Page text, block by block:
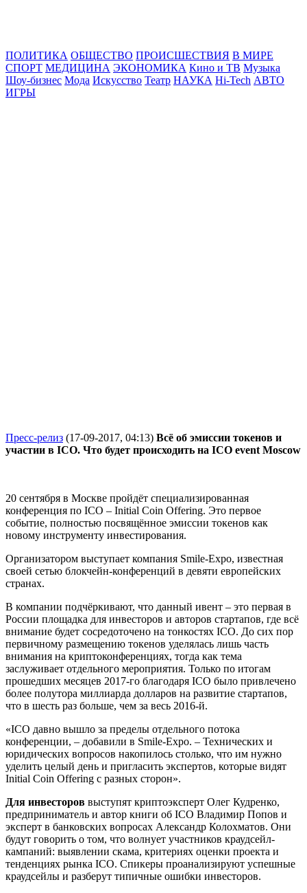
ПОЛИТИКА ОБЩЕСТВО ПРОИСШЕСТВИЯ В МИРЕ
СПОРТ МЕДИЦИНА ЭКОНОМИКА Кино и ТВ Музыка
Шоу-бизнес Мода Искусство Театр НАУКА Hi-Tech АВТО
ИГРЫ
Пресс-релиз (17-09-2017, 04:13) Всё об эмиссии токенов и
участии в ICO. Что будет происходить на ICO event Moscow
20 сентября в Москве пройдёт специализированная
конференция по ICO – Initial Coin Offering. Это первое
событие, полностью посвящённое эмиссии токенов как
новому инструменту инвестирования.
Организатором выступает компания Smile-Expo, известная
своей сетью блокчейн-конференций в девяти европейских
странах.
В компании подчёркивают, что данный ивент – это первая в
России площадка для инвесторов и авторов стартапов, где всё
внимание будет сосредоточено на тонкостях ICO. До сих пор
первичному размещению токенов уделялась лишь часть
внимания на криптоконференциях, тогда как тема
заслуживает отдельного мероприятия. Только по итогам
прошедших месяцев 2017-го благодаря ICO было привлечено
более полутора миллиарда долларов на развитие стартапов,
что в шесть раз больше, чем за весь 2016-й.
«ICO давно вышло за пределы отдельного потока
конференции, – добавили в Smile-Expo. – Технических и
юридических вопросов накопилось столько, что им нужно
уделить целый день и пригласить экспертов, которые видят
Initial Coin Offering с разных сторон».
Для инвесторов выступят криптоэксперт Олег Кудренко,
предприниматель и автор книги об ICO Владимир Попов и
эксперт в банковских вопросах Александр Колохматов. Они
будут говорить о том, что волнует участников краудсейл-
кампаний: выявлении скама, критериях оценки проекта и
тенденциях рынка ICO. Спикеры проанализируют успешные
краудсейлы и разберут типичные ошибки инвесторов.